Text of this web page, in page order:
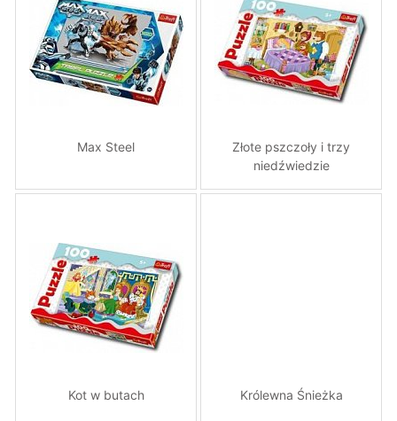
Max Steel
Złote pszczoły i trzy
niedźwiedzie
Kot w butach Królewna Śnieżka